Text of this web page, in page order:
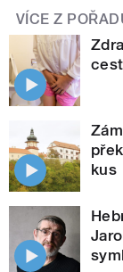
VÍCE Z
kus